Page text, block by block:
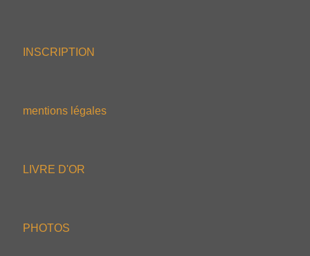
INSCRIPTION
mentions légales
LIVRE D'OR
PHOTOS